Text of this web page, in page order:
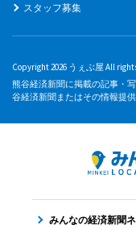
スタッフ募集
Copyright 2026 うぇぶ屋 All
熊谷経済新聞に掲載の記事・
谷経済新聞またはその情報提供
みんなの経済新聞